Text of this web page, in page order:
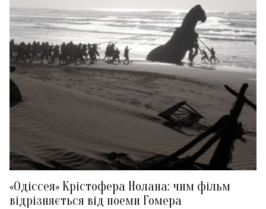
«Одіссея» Крістофера Нолана: чим фільм
відрізняється від поеми Гомера